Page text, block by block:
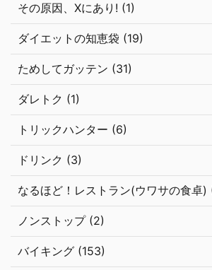
その原因、Xにあり! (1)
ダイエットの知恵袋 (19)
ためしてガッテン (31)
ダレトク (1)
トリックハンター (6)
ドリンク (3)
なるほど！レストラン(ウワサの食卓)
ノンストップ (2)
バイキング (153)